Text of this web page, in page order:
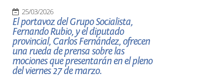
25/03/2026
El portavoz del Grupo Socialista,
Fernando Rubio, y el diputado
provincial, Carlos Fernández, ofrecen
una rueda de prensa sobre las
mociones que presentarán en el pleno
del viernes 27 de marzo.